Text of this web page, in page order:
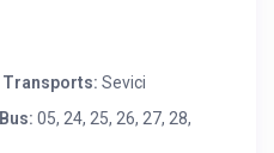
Transports: Sevici
05, 24, 25, 26, 27, 28,